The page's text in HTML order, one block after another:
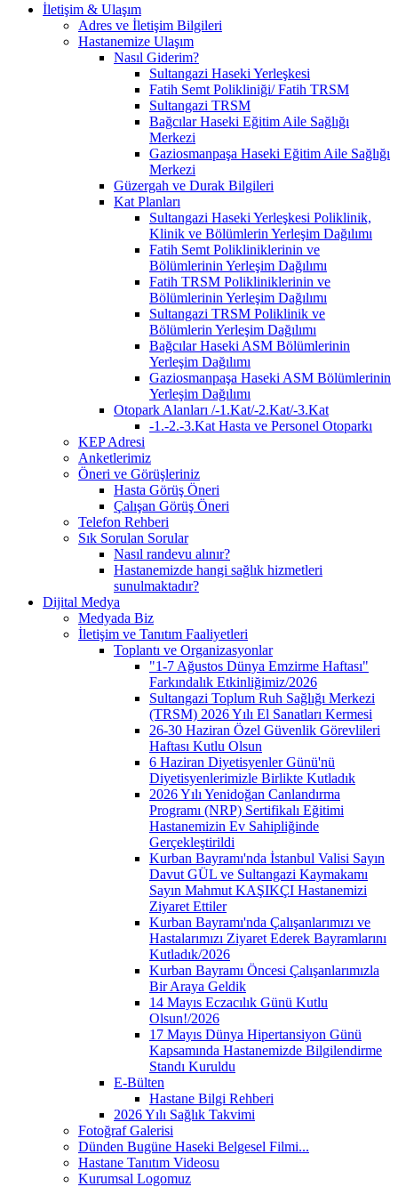
İletişim & Ulaşım
Adres ve İletişim Bilgileri
Hastanemize Ulaşım
Nasıl Giderim?
Sultangazi Haseki Yerleşkesi
Fatih Semt Polikliniği/ Fatih TRSM
Sultangazi TRSM
Bağcılar Haseki Eğitim Aile Sağlığı
Merkezi
Gaziosmanpaşa Haseki Eğitim Aile Sağlığı
Merkezi
Güzergah ve Durak Bilgileri
Kat Planları
Sultangazi Haseki Yerleşkesi Poliklinik,
Klinik ve Bölümlerin Yerleşim Dağılımı
Fatih Semt Polikliniklerinin ve
Bölümlerinin Yerleşim Dağılımı
Fatih TRSM Polikliniklerinin ve
Bölümlerinin Yerleşim Dağılımı
Sultangazi TRSM Poliklinik ve
Bölümlerin Yerleşim Dağılımı
Bağcılar Haseki ASM Bölümlerinin
Yerleşim Dağılımı
Gaziosmanpaşa Haseki ASM Bölümlerinin
Yerleşim Dağılımı
Otopark Alanları /-1.Kat/-2.Kat/-3.Kat
-1.-2.-3.Kat Hasta ve Personel Otoparkı
KEP Adresi
Anketlerimiz
Öneri ve Görüşleriniz
Hasta Görüş Öneri
Çalışan Görüş Öneri
Telefon Rehberi
Sık Sorulan Sorular
Nasıl randevu alınır?
Hastanemizde hangi sağlık hizmetleri
sunulmaktadır?
Dijital Medya
Medyada Biz
İletişim ve Tanıtım Faaliyetleri
Toplantı ve Organizasyonlar
"1-7 Ağustos Dünya Emzirme Haftası"
Farkındalık Etkinliğimiz/2026
Sultangazi Toplum Ruh Sağlığı Merkezi
(TRSM) 2026 Yılı El Sanatları Kermesi
26-30 Haziran Özel Güvenlik Görevlileri
Haftası Kutlu Olsun
6 Haziran Diyetisyenler Günü'nü
Diyetisyenlerimizle Birlikte Kutladık
2026 Yılı Yenidoğan Canlandırma
Programı (NRP) Sertifikalı Eğitimi
Hastanemizin Ev Sahipliğinde
Gerçekleştirildi
Kurban Bayramı'nda İstanbul Valisi Sayın
Davut GÜL ve Sultangazi Kaymakamı
Sayın Mahmut KAŞIKÇI Hastanemizi
Ziyaret Ettiler
Kurban Bayramı'nda Çalışanlarımızı ve
Hastalarımızı Ziyaret Ederek Bayramlarını
Kutladık/2026
Kurban Bayramı Öncesi Çalışanlarımızla
Bir Araya Geldik
14 Mayıs Eczacılık Günü Kutlu
Olsun!/2026
17 Mayıs Dünya Hipertansiyon Günü
Kapsamında Hastanemizde Bilgilendirme
Standı Kuruldu
E-Bülten
Hastane Bilgi Rehberi
2026 Yılı Sağlık Takvimi
Fotoğraf Galerisi
Dünden Bugüne Haseki Belgesel Filmi...
Hastane Tanıtım Videosu
Kurumsal Logomuz